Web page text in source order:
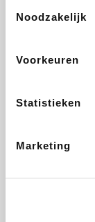
Noodzakelijk
Voorkeuren
Statistieken
Marketing
CheapTickets.be